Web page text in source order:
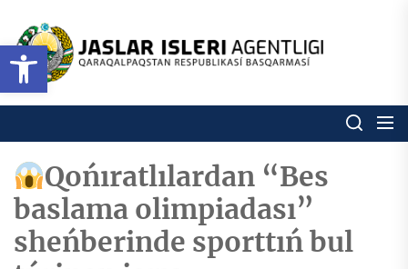
Open toolbar
content
Respublikası
basqarması
Ózbekstan jaslar isleri
Qońıratlılardan “Bes
baslama olimpiadası”
sheńberinde sporttıń bul